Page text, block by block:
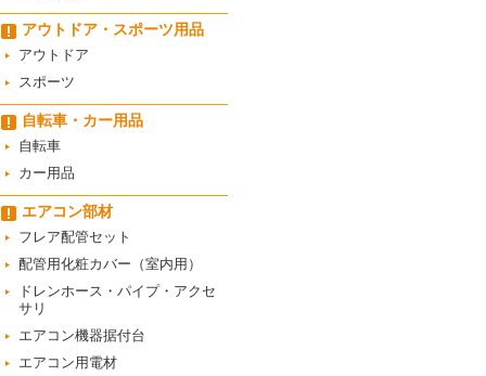
アウトドア・スポーツ用品
アウトドア
スポーツ
自転車・カー用品
自転車
カー用品
エアコン部材
フレア配管セット
配管用化粧カバー（室内用）
ドレンホース・パイプ・アクセ
サリ
エアコン機器据付台
エアコン用電材